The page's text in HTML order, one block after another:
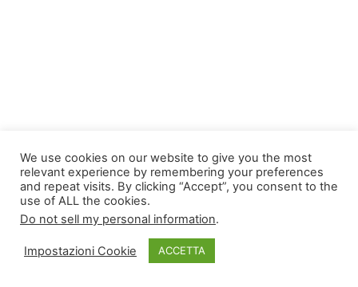
Copyright © 2026 TLDomain.org| Powered by
We use cookies on our website to give you the most
relevant experience by remembering your preferences
and repeat visits. By clicking “Accept”, you consent to the
use of ALL the cookies.
Do not sell my personal information.
Impostazioni Cookie ACCETTA